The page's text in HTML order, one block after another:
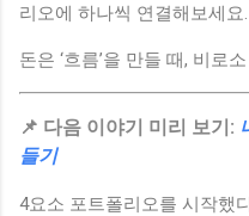
리오에 하나씩 연결해보세요.
돈은 ‘흐름’을 만들 때, 비로
📌 다음 이야기 미리 보기:
들기
4요소 포트폴리오를 시작했